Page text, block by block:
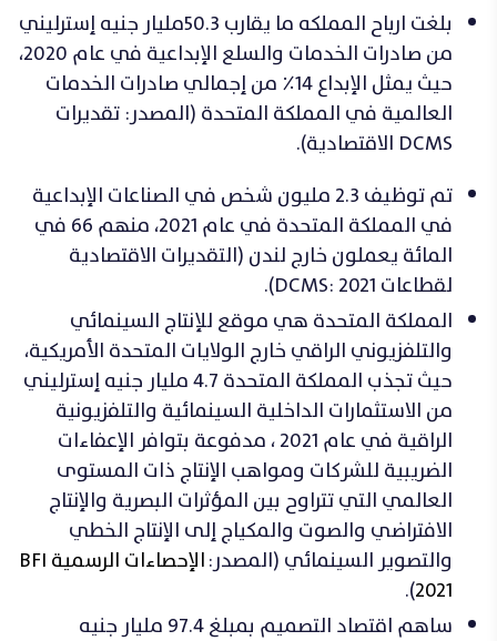
بلغت ارباح المملكه ما يقارب 50.3مليار جنيه إسترليني
من صادرات الخدمات والسلع الإبداعية في عام 2020،
حيث يمثل الإبداع 14٪ من إجمالي صادرات الخدمات
العالمية في المملكة المتحدة (المصدر: تقديرات
DCMS الاقتصادية).
تم توظيف 2.3 مليون شخص في الصناعات الإبداعية
في المملكة المتحدة في عام 2021، منهم 66 في
المائة يعملون خارج لندن (التقديرات الاقتصادية
لقطاعات DCMS: 2021).
المملكة المتحدة هي موقع للإنتاج السينمائي
والتلفزيوني الراقي خارج الولايات المتحدة الأمريكية،
حيث تجذب المملكة المتحدة 4.7 مليار جنيه إسترليني
من الاستثمارات الداخلية السينمائية والتلفزيونية
الراقية في عام 2021 ، مدفوعة بتوافر الإعفاءات
الضريبية للشركات ومواهب الإنتاج ذات المستوى
العالمي التي تتراوح بين المؤثرات البصرية والإنتاج
الافتراضي والصوت والمكياج إلى الإنتاج الخطي
والتصوير السينمائي (المصدر:
الإحصاءات الرسمية BFI
2021
).
ساهم اقتصاد التصميم بمبلغ 97.4 مليار جنيه